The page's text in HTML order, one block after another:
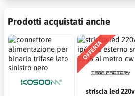
Prodotti acquistati anche
OFFERTA
striscia led 220v